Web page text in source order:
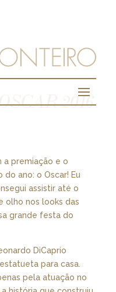
2016
a premiação e o
ano: o Oscar! Eu
assistir até o
olho nos looks das
grande festa do
DiCaprio
para casa.
pela atuação no